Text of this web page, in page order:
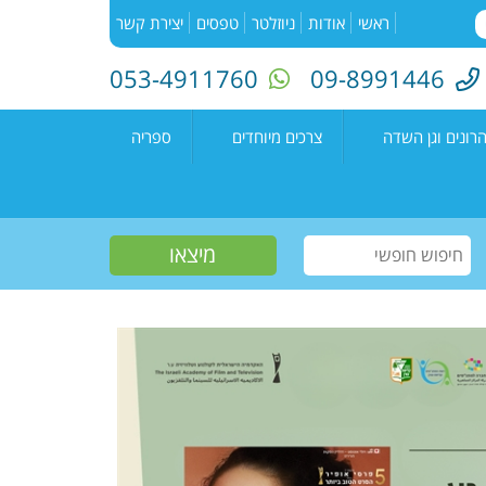
ראשי אודות ניוזלטר טפסים יצירת קשר
09-8991446
053-4911760
וגן השדה
קדימה צורן
צרכים מיוחדים
עמיתים
שווים צעירים
חוגים למיוחדים
ספריה
קטלוג הספריה
הזמנת ספרים
יוצרים מקומיים
"מילה במקום"